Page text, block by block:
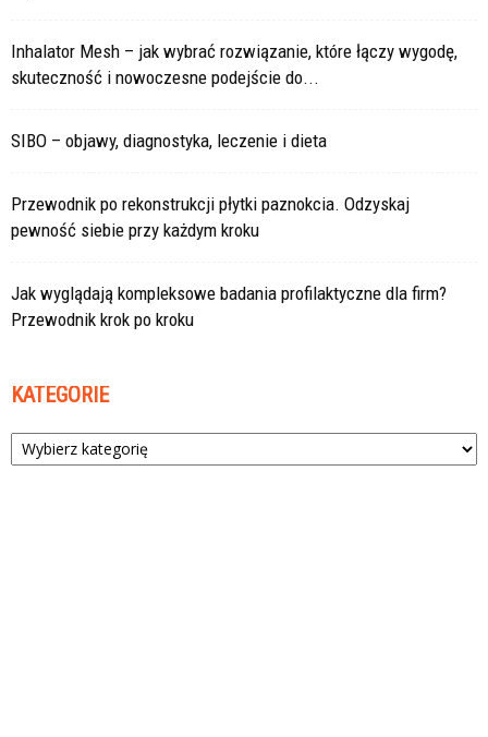
Inhalator Mesh – jak wybrać rozwiązanie, które łączy wygodę,
skuteczność i nowoczesne podejście do...
SIBO – objawy, diagnostyka, leczenie i dieta
Przewodnik po rekonstrukcji płytki paznokcia. Odzyskaj
pewność siebie przy każdym kroku
Jak wyglądają kompleksowe badania profilaktyczne dla firm?
Przewodnik krok po kroku
KATEGORIE
Kategorie